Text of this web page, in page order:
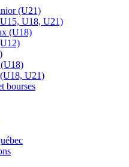
(U21)
U18, U21)
(U18)
U21)
bourses